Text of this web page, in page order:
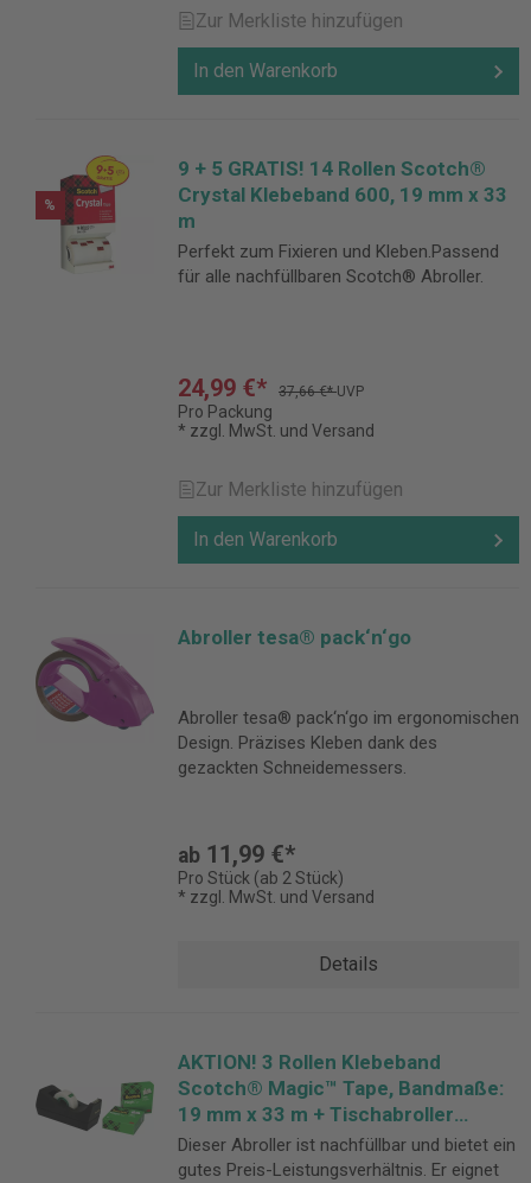
Zur Merkliste hinzufügen
In den Warenkorb
%
9 + 5 GRATIS! 14 Rollen Scotch®
Crystal Klebeband 600, 19 mm x 33
m
Perfekt zum Fixieren und Kleben.Passend
für alle nachfüllbaren Scotch® Abroller.
24,99 €* 37,66 €*UVP
Pro Packung
* zzgl. MwSt. und Versand
Zur Merkliste hinzufügen
In den Warenkorb
Abroller tesa® pack‘n‘go
Abroller tesa® pack‘n‘go im ergonomischen
Design. Präzises Kleben dank des
gezackten Schneidemessers.
ab 11,99 €*
Pro Stück (ab 2 Stück)
* zzgl. MwSt. und Versand
Details
AKTION! 3 Rollen Klebeband
Scotch® Magic™ Tape, Bandmaße:
19 mm x 33 m + Tischabroller
GRATIS
Dieser Abroller ist nachfüllbar und bietet ein
gutes Preis-Leistungsverhältnis. Er eignet